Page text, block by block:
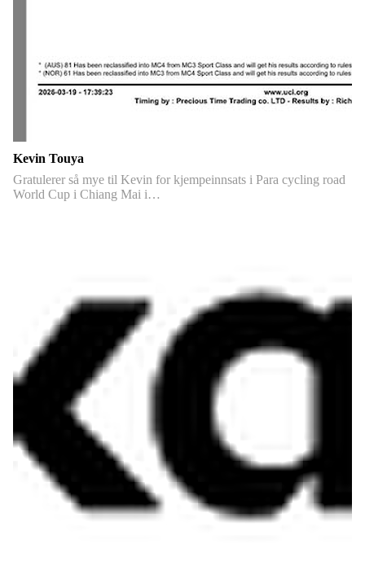
Kevin Touya
Gratulerer så mye til Kevin for kjempeinnsats i Para cycling road
World Cup i Chiang Mai i…